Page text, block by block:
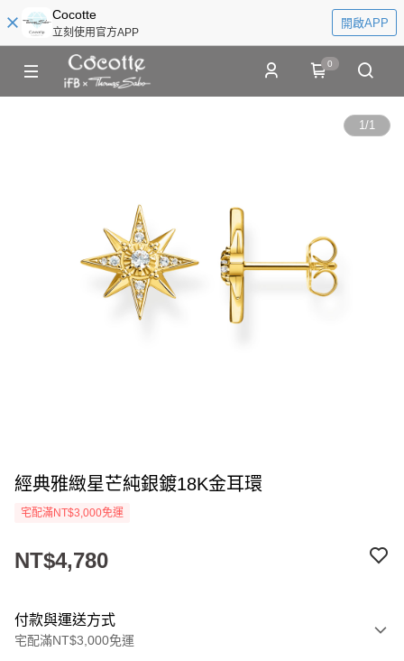
Cocotte
立刻使用官方APP
開啟APP
0
1/1
經典雅緻星芒純銀鍍18K金耳環
宅配滿NT$3,000免運
NT$4,780
付款與運送方式
宅配滿NT$3,000免運